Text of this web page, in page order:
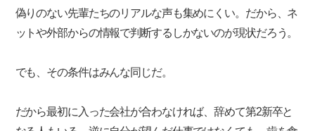
偽りのない先輩たちのリアルな声も集めにくい。だから、ネ
ットや外部からの情報で判断するしかないのが現状だろう。
でも、その条件はみんな同じだ。
だから最初に入った会社が合わなければ、辞めて第2新卒と